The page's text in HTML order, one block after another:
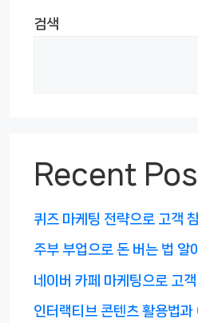
검색
Recent
퀴즈 마케팅 전략으로 고객
주부 부업으로 돈 버는 법 알
네이버 카페 마케팅으로 고
인터랙티브 콘텐츠 활용법과